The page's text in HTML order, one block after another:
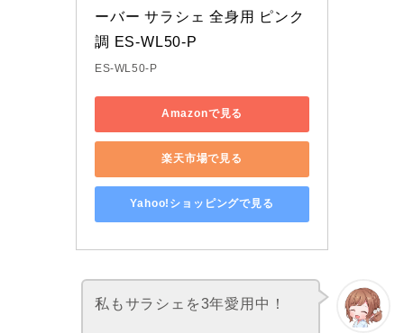
ーバー サラシェ 全身用 ピンク
調 ES-WL50-P
ES-WL50-P
Amazonで見る
楽天市場で見る
Yahoo!ショッピングで見る
私もサラシェを3年愛用中！